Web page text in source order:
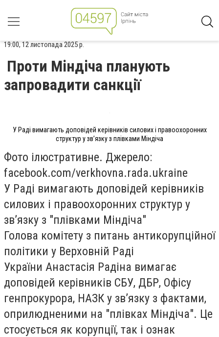
19:00, 12 листопада 2025 р.
Проти Міндіча планують
запровадити санкції
У Раді вимагають доповідей керівників силових і правоохоронних
структур у зв’язку з плівками Міндіча
Фото ілюстративне. Джерело:
facebook.com/verkhovna.rada.ukraine
У Раді вимагають доповідей керівників
силових і правоохоронних структур у
зв’язку з "плівками Міндіча"
Голова комітету з питань антикорупційної
політики у Верховній Раді
України Анастасія Радіна вимагає
доповідей керівників СБУ, ДБР, Офісу
генпрокурора, НАЗК у звʼязку з фактами,
оприлюдненими на "плівках Міндіча". Це
стосується як корупції, так і ознак